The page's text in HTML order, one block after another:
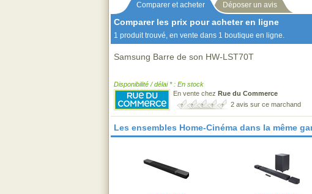
Comparer et acheter Déposer un avis
Comparer les prix pour acheter en ligne
1 produit trouvé, en vente dans 1 boutique en ligne.
Samsung Barre de son HW-LST70T
Disponibilité / délai * : En stock
En vente chez Rue du Commerce
2 avis sur ce marchand
Les ensembles Home-Cinéma dans la même